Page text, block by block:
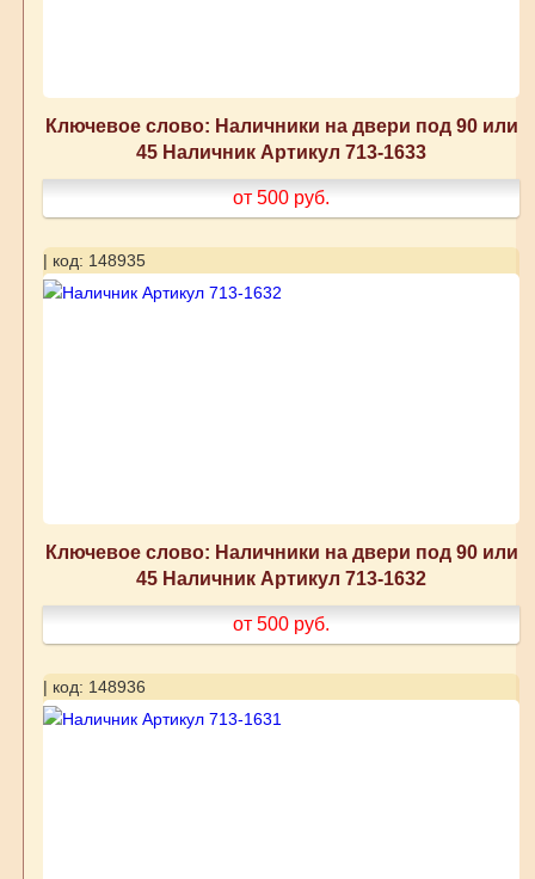
Ключевое слово: Наличники на двери под 90 или
45 Наличник Артикул 713-1633
от 500 руб.
| код: 148935
Ключевое слово: Наличники на двери под 90 или
45 Наличник Артикул 713-1632
от 500 руб.
| код: 148936